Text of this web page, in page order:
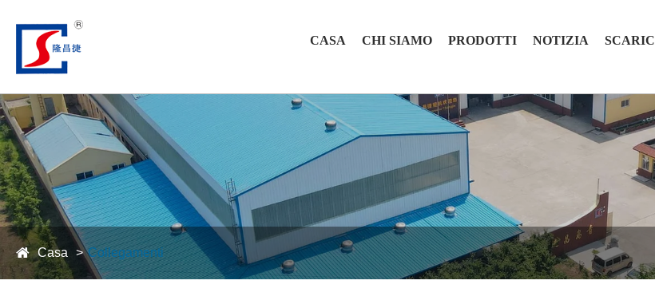
CASA CHI SIAMO PRODOTTI NOTIZIA
Casa Collegamenti